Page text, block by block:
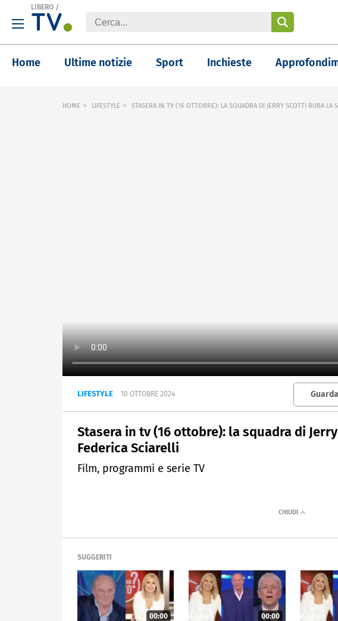
LIBERO /
Home Ultime notizie Sport Inchieste
HOME LIFESTYLE STASERA IN TV (16 OTTOBRE): LA SQUADRA DI JERRY SCOTTI RUBA LA
LIFESTYLE 10 OTTOBRE 2024
Stasera in tv (16 ottobre): la squadra di
Federica Sciarelli
Film, programmi e serie TV
SUGGERITI
00:00 00:00